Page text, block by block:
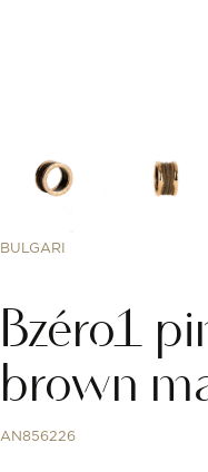
BULGARI
Bzéro1
brown
AN856226